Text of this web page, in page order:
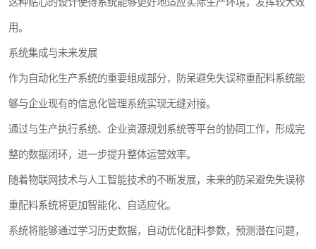
这种贴心的设计使得系统能够更好地适应实际生产环境，发挥较大效
用。
系统集成与未来发展
作为自动化生产系统的重要组成部分，防呆避免失误称重配料系统能
够与企业现有的信息化管理系统实现无缝对接。
通过与生产执行系统、企业资源规划系统等平台的协同工作，形成完
整的数据闭环，进一步提升整体运营效率。
随着物联网技术与人工智能技术的不断发展，未来的防呆避免失误称
重配料系统将更加智能化、自适应化。
系统将能够通过学习历史数据，自动优化配料参数，预测潜在问题，